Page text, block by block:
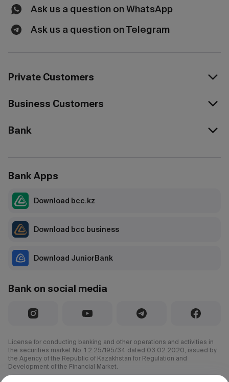
Ask us a question on WhatsApp
Ask us a question on Telegram
Private Customers
Business Customers
Bank
Bank on social media
Bank Apps
Download bcc.kz
Download bcc business
Download JuniorBank
License for conducting banking and other operations and activities in
the securities market No. 1.2.25/195/34 dated 03.02.2020, issued by
the Agency of the Republic of Kazakhstan for Regulation and
Development of the Financial Market.